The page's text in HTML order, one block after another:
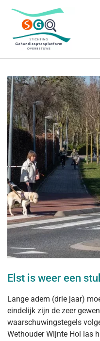
Elst is weer een
Lange adem (drie jaar)
eindelijk zijn de zeer
waarschuwingstegels
Wethouder Wijnte Hol las